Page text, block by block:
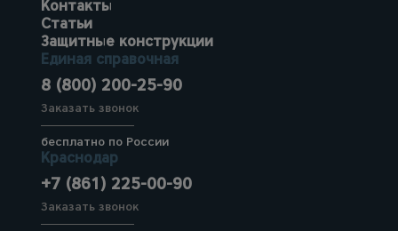
Контакты
Статьи
Защитные конструкции
Единая справочная
8 (800) 200-25-90
Заказать звонок
бесплатно по России
Краснодар
+7 (861) 225-00-90
Заказать звонок